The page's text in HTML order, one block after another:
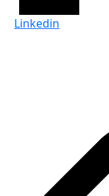
Linkedin